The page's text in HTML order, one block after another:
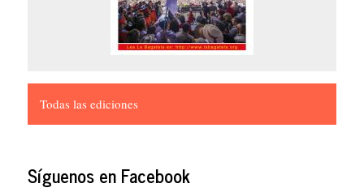
Todas las ediciones
Síguenos en Facebook